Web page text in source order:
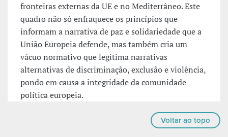
fronteiras externas da UE e no Mediterrâneo. Este
quadro não só enfraquece os princípios que
informam a narrativa de paz e solidariedade que a
União Europeia defende, mas também cria um
vácuo normativo que legitima narrativas
alternativas de discriminação, exclusão e violência,
pondo em causa a integridade da comunidade
política europeia.
Voltar ao topo